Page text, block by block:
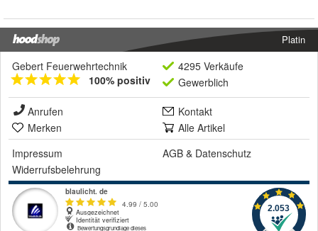
Platin
Gebert Feuerwehrtechnik
100% positiv
4295 Verkäufe
Gewerblich
Anrufen
Kontakt
Merken
Alle Artikel
Impressum
AGB & Datenschutz
Widerrufsbelehrung